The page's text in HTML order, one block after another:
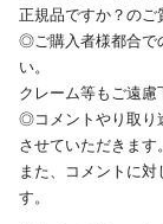
正規品ですか？のご
◎ご購入者様都合で
い。
クレーム等もご遠慮
◎コメントやり取り
させていただきます。
また、コメントに
す。